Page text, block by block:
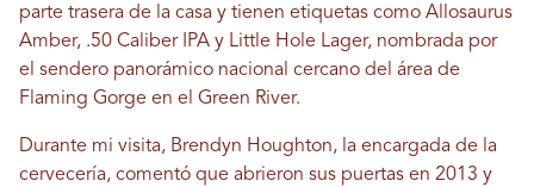
parte trasera de la casa y tienen etiquetas como Allosaurus
Amber, .50 Caliber IPA y Little Hole Lager, nombrada por
el sendero panorámico nacional cercano del área de
Flaming Gorge en el Green River.
Durante mi visita, Brendyn Houghton, la encargada de la
cervecería, comentó que abrieron sus puertas en 2013 y